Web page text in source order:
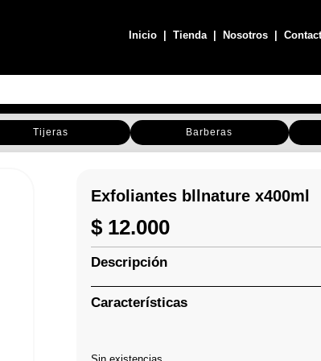
Inicio |Tienda| Nosotros |
Tijeras Barberas
Exfoliantes bllnature x400ml
$ 12.000
Descripción
Características